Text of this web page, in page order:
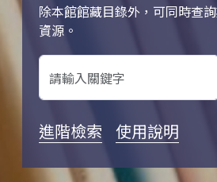
除本館館藏目錄外，可同時查
資源。
關鍵字搜尋
進階檢索 使用說明